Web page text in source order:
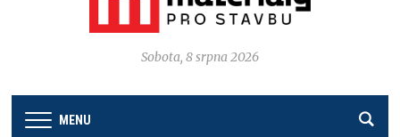
Sobota, 8 srpna 2026
MENU